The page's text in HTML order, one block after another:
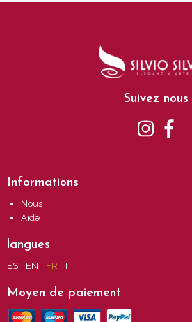
Suivez nous
Informations
Nous
Aide
langues
ES EN FR IT
Moyen de paiement